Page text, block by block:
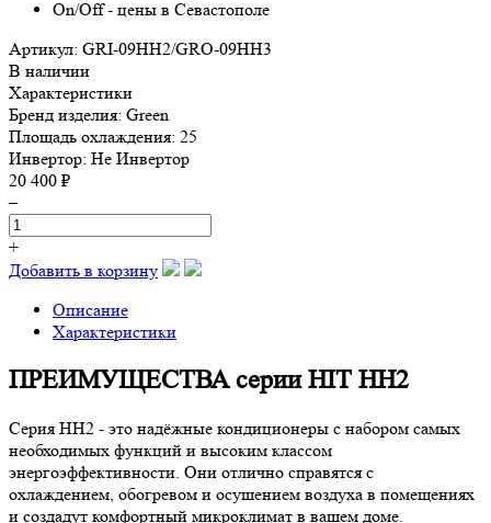
Артикул: GRI-09HH2/GRO-09HH3
В наличии
Характеристики
Бренд изделия: Green
Площадь охлаждения: 25
Инвертор: Не Инвертор
20 400 ₽
–
+
Добавить в корзину
Описание
Характеристики
ПРЕИМУЩЕСТВА серии HIT HH2
Серия HH2 - это надёжные кондиционеры с набором самых
необходимых функций и высоким классом
энергоэффективности. Они отлично справятся с
охлаждением, обогревом и осушением воздуха в помещениях
и создадут комфортный микроклимат в вашем доме.